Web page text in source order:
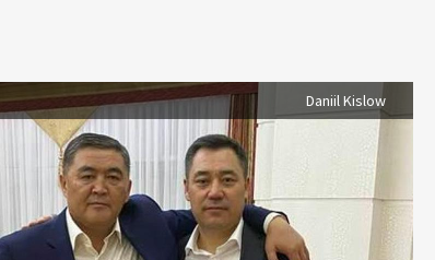
Daniil Kislow